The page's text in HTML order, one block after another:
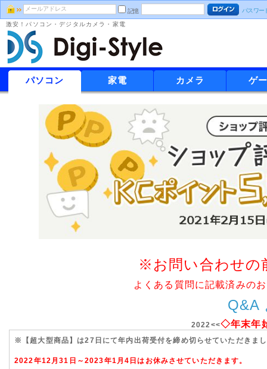
記憶 パスワー
激安！パソコン・デジタルカメラ・家電
パソコン 家電 カメラ ゲ
※お問い合わせの
よくある質問に記載済みの
Q&A
2022<<◇年末年
※【超大型商品】は27日にて年内出荷受付を締め切らせていただきま
2022年12月31日～2023年1月4日はお休みさせていただきます。